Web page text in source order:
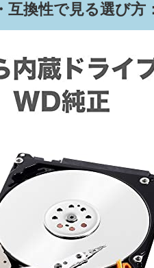
互換性で見る選び